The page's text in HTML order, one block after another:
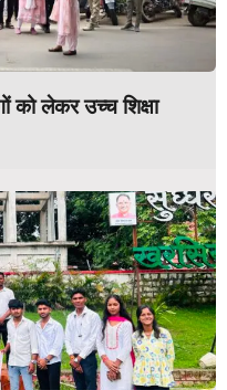
को लेकर उच्च शिक्षा